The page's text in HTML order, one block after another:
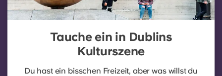
Tauche ein in Dublins
Kulturszene
Du hast ein bisschen Freizeit, aber was willst du